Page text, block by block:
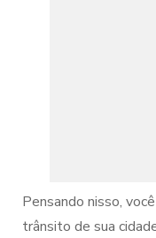
Pensando nisso,
trânsito de sua